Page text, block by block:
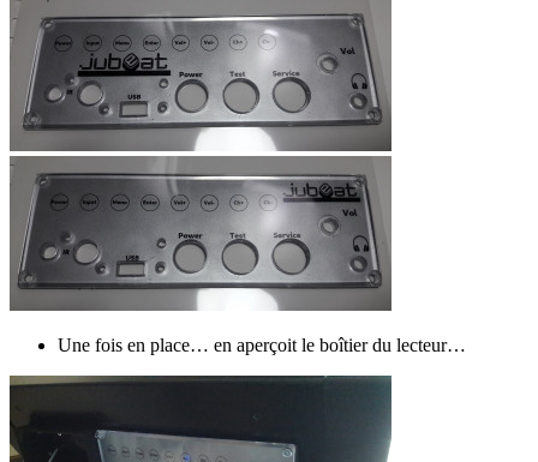
Une fois en place… en aperçoit le boîtier du lecteur…